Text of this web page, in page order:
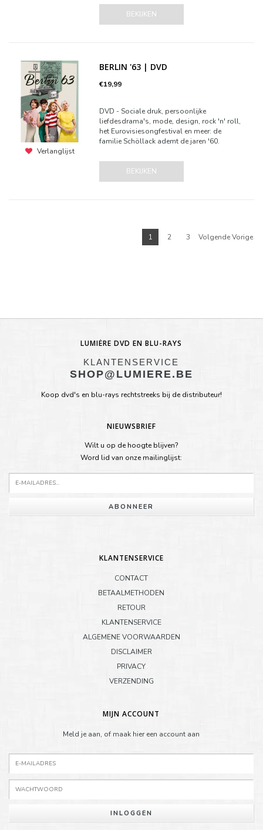
BEKIJKEN
Verlanglijst
BERLIN '63 | DVD
€19,99
DVD - Sociale druk, persoonlijke
liefdesdrama's, mode, design, rock 'n' roll,
het Eurovisiesongfestival en meer: de
familie Schöllack ademt de jaren '60.
BEKIJKEN
1 2 3 Volgende Vorige
LUMIÈRE DVD EN BLU-RAYS
KLANTENSERVICE
SHOP@LUMIERE.BE
Koop dvd's en blu-rays rechtstreeks bij de distributeur!
NIEUWSBRIEF
Wilt u op de hoogte blijven?
Word lid van onze mailinglijst:
ABONNEER
KLANTENSERVICE
CONTACT
BETAALMETHODEN
RETOUR
KLANTENSERVICE
ALGEMENE VOORWAARDEN
DISCLAIMER
PRIVACY
VERZENDING
MIJN ACCOUNT
Meld je aan, of maak hier een account aan
INLOGGEN